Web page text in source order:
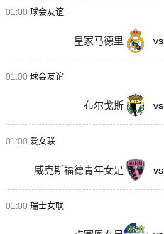
01:00 球会友谊
皇家马德里 vs
01:00 球会友谊
布尔戈斯 vs
01:00 爱女联
威克斯福德青年女足 vs
01:00 瑞士女联